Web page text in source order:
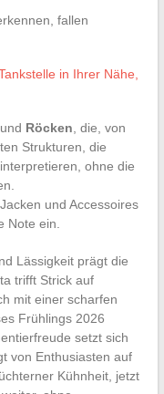
fallen
in Ihrer Nähe,
und Röcken , die, von
Strukturen, die
ohne die
und Accessoires
Note ein.
Lässigkeit prägt die
trifft Strick auf
mit einer scharfen
Frühlings 2026
setzt sich
von Enthusiasten auf
Kühnheit, jetzt